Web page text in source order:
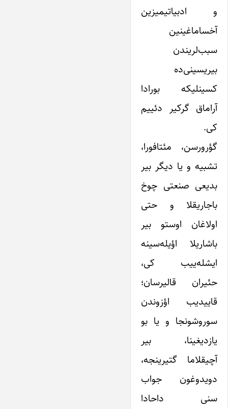
و ادبیاتیمیزین
آخساماغینین
سبب‌لریندن
بیریسینی‌ده
کسینلیکه بورادا
آراماق گرکیر دئییم
کی.
گؤرورسن، مئتافورا،
تشبیه و یا دیگر بیر
بدیعی صنعتی چوخ
باجاریقلا و حتی
اولاغان اوستو بیر
باشاریلا اؤیله‌سینه
ایشله‌ییب کی،
حئیران قالیرسان؛
قاییدیب اؤزوندن
سوروشونجا و یا بو
یازدیغینا، بیر
آچیقلاما گتیرینجه،
دویدوغون جواب
سنی داحادا